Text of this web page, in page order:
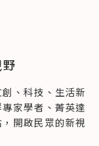
、科技、生活新
家學者、菁英達
開啟民眾的新視